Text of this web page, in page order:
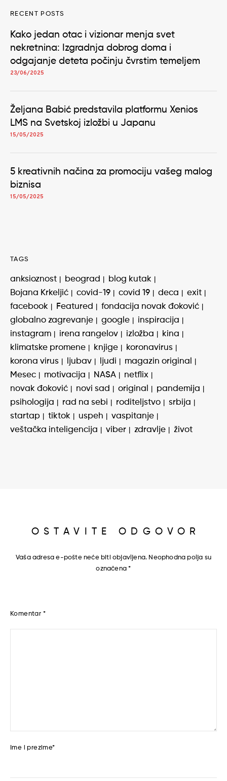
RECENT POSTS
Kako jedan otac i vizionar menja svet
nekretnina: Izgradnja dobrog doma i
odgajanje deteta počinju čvrstim temeljem
23/06/2025
Željana Babić predstavila platformu Xenios
LMS na Svetskoj izložbi u Japanu
15/05/2025
5 kreativnih načina za promociju vašeg malog
biznisa
15/05/2025
TAGS
anksioznost beograd
blog kutak
Bojana Krkeljić
covid-19 covid 19 deca
exit
facebook
Featured
fondacija novak đoković
globalno zagrevanje
google
inspiracija
instagram
irena rangelov izložba
kina
klimatske promene
knjige
koronavirus
korona virus
ljubav ljudi
magazin original
Mesec
motivacija NASA
netflix
novak đoković
novi sad original
pandemija
psihologija
rad na sebi roditeljstvo
srbija
startap
tiktok uspeh
vaspitanje
veštačka inteligencija
viber zdravlje život
OSTAVITE ODGOVOR
Vaša adresa e-pošte neće biti objavljena. Neophodna polja su
označena*
Komentar *
Ime i prezime*